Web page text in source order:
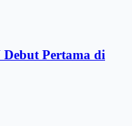
Pertama di